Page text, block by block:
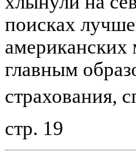
поисках
американских
главным
страхования,
стр. 19